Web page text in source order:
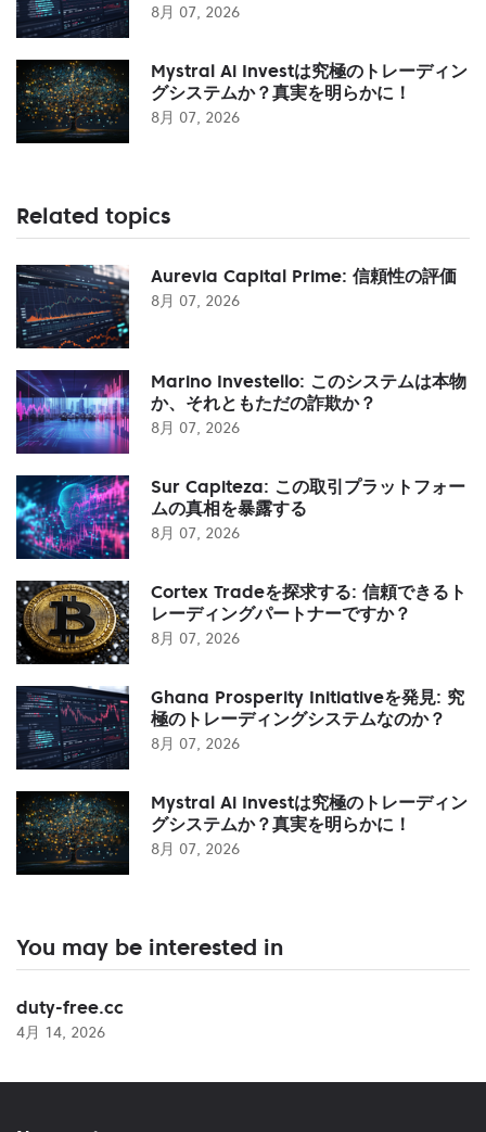
8月 07, 2026
Mystral Ai Investは究極のトレーディン
グシステムか？真実を明らかに！
8月 07, 2026
Related topics
Aurevia Capital Prime: 信頼性の評価
8月 07, 2026
Marino Investello: このシステムは本物
か、それともただの詐欺か？
8月 07, 2026
Sur Capiteza: この取引プラットフォー
ムの真相を暴露する
8月 07, 2026
Cortex Tradeを探求する: 信頼できるト
レーディングパートナーですか？
8月 07, 2026
Ghana Prosperity Initiativeを発見: 究
極のトレーディングシステムなのか？
8月 07, 2026
Mystral Ai Investは究極のトレーディン
グシステムか？真実を明らかに！
8月 07, 2026
You may be interested in
duty-free.cc
4月 14, 2026